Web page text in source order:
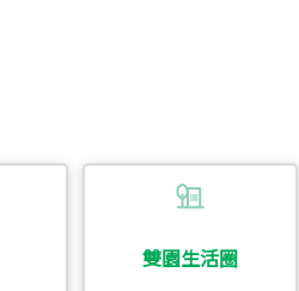
雙園生活圈